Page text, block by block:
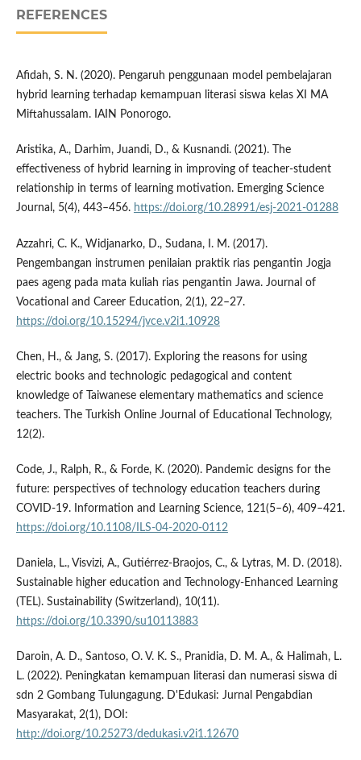
REFERENCES
Afidah, S. N. (2020). Pengaruh penggunaan model pembelajaran
hybrid learning terhadap kemampuan literasi siswa kelas XI MA
Miftahussalam. IAIN Ponorogo.
Aristika, A., Darhim, Juandi, D., & Kusnandi. (2021). The
effectiveness of hybrid learning in improving of teacher-student
relationship in terms of learning motivation. Emerging Science
Journal, 5(4), 443–456. https://doi.org/10.28991/esj-2021-01288
Azzahri, C. K., Widjanarko, D., Sudana, I. M. (2017).
Pengembangan instrumen penilaian praktik rias pengantin Jogja
paes ageng pada mata kuliah rias pengantin Jawa. Journal of
Vocational and Career Education, 2(1), 22–27.
https://doi.org/10.15294/jvce.v2i1.10928
Chen, H., & Jang, S. (2017). Exploring the reasons for using
electric books and technologic pedagogical and content
knowledge of Taiwanese elementary mathematics and science
teachers. The Turkish Online Journal of Educational Technology,
12(2).
Code, J., Ralph, R., & Forde, K. (2020). Pandemic designs for the
future: perspectives of technology education teachers during
COVID-19. Information and Learning Science, 121(5–6), 409–421.
https://doi.org/10.1108/ILS-04-2020-0112
Daniela, L., Visvizi, A., Gutiérrez-Braojos, C., & Lytras, M. D. (2018).
Sustainable higher education and Technology-Enhanced Learning
(TEL). Sustainability (Switzerland), 10(11).
https://doi.org/10.3390/su10113883
Daroin, A. D., Santoso, O. V. K. S., Pranidia, D. M. A., & Halimah, L.
L. (2022). Peningkatan kemampuan literasi dan numerasi siswa di
sdn 2 Gombang Tulungagung. D'Edukasi: Jurnal Pengabdian
Masyarakat, 2(1), DOI:
http://doi.org/10.25273/dedukasi.v2i1.12670